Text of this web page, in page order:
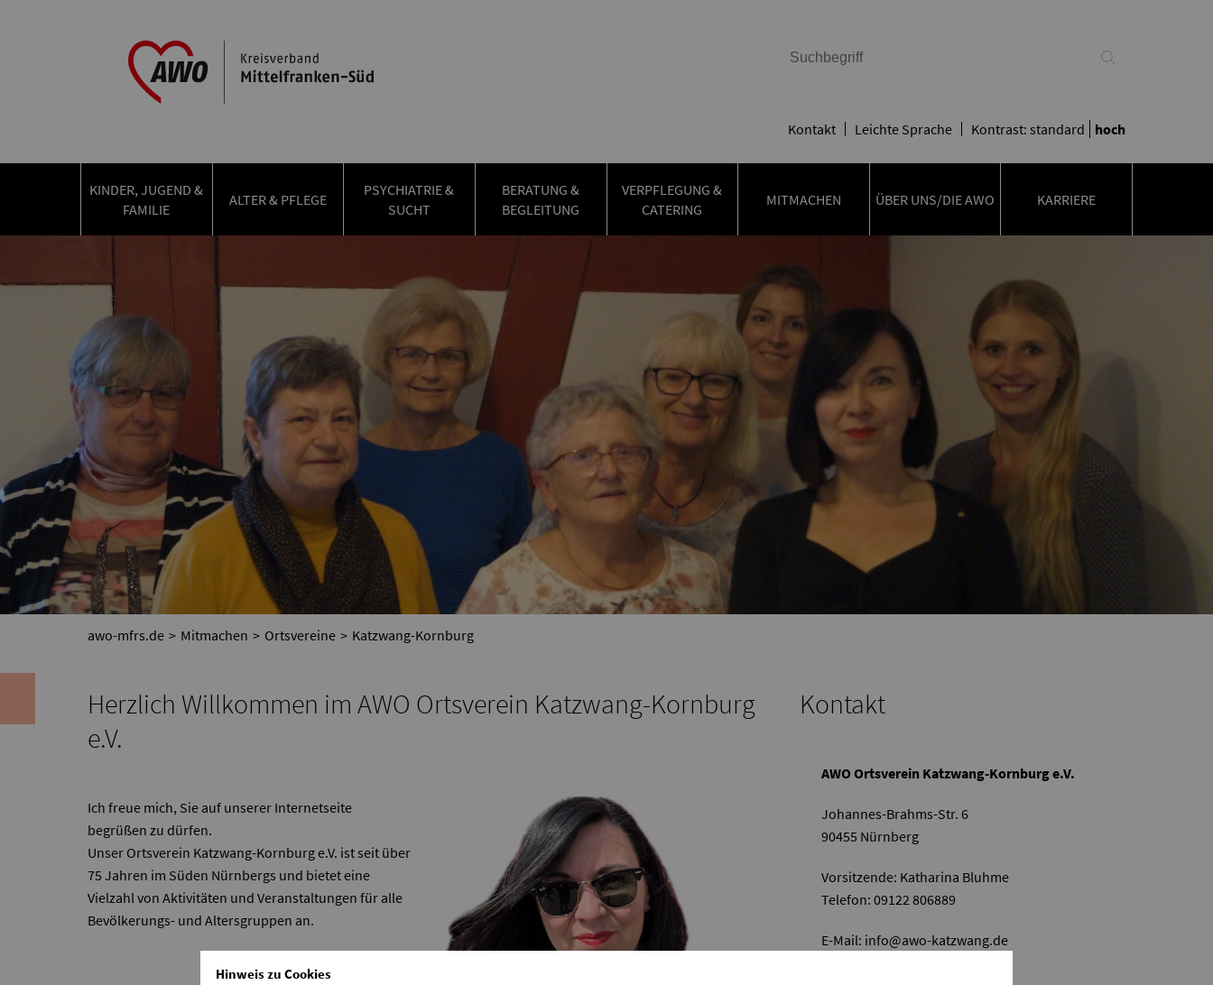
Kontakt Leichte Sprache Kontrast: standard hoch
KINDER, JUGEND &
FAMILIE
ALTER & PFLEGE
PSYCHIATRIE &
SUCHT
BERATUNG &
BEGLEITUNG
VERPFLEGUNG &
CATERING
MITMACHEN ÜBER UNS/DIE AWO KARRIERE
awo-mfrs.de Mitmachen Ortsvereine Katzwang-Kornburg
Herzlich Willkommen im AWO Ortsverein Katzwang-Kornburg
e.V.
Ich freue mich, Sie auf unserer Internetseite
begrüßen zu dürfen.
Unser Ortsverein Katzwang-Kornburg e.V. ist seit über
75 Jahren im Süden Nürnbergs und bietet eine
Vielzahl von Aktivitäten und Veranstaltungen für alle
Bevölkerungs- und Altersgruppen an.
Kontakt
AWO Ortsverein Katzwang-Kornburg e.V.
Johannes-Brahms-Str. 6
90455 Nürnberg
Vorsitzende: Katharina Bluhme
Telefon: 09122 806889
E-Mail: info@awo-katzwang.de
Hinweis zu Cookies